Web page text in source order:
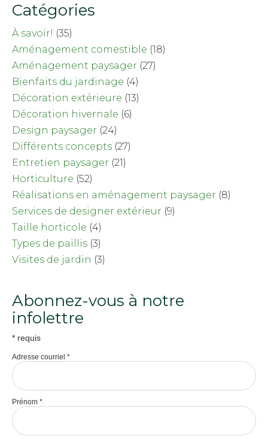
Catégories
À savoir! (35)
Aménagement comestible (18)
Aménagement paysager (27)
Bienfaits du jardinage (4)
Décoration extérieure (13)
Décoration hivernale (6)
Design paysager (24)
Différents concepts (27)
Entretien paysager (21)
Horticulture (52)
Réalisations en aménagement paysager (8)
Services de designer extérieur (9)
Taille horticole (4)
Types de paillis (3)
Visites de jardin (3)
Abonnez-vous à notre
infolettre
* requis
Adresse courriel *
Prénom *